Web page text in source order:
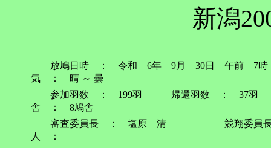
新潟
放鳩日時 ： 令和 6年 9月 30日 午
気 ： 晴 ～ 曇
参加羽数 ： 199羽 帰還羽数 ： 37
舎 ： 8鳩舎
審査委員長 ： 塩原 清 競翔委
人 ：